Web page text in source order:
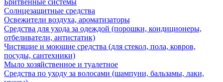
Бритвенные системы
Солнцезащитные средства
Освежители воздуха, ароматизаторы
Средства для ухода за одеждой (порошки, кондиционеры,
отбеливатели, антистатик)
Чистящие и моющие средства (для стекол, пола, ковров,
посуды, сантехники)
Мыло хозяйственное и туалетное
Средства по уходу за волосами (шампуни, бальзамы, лаки,